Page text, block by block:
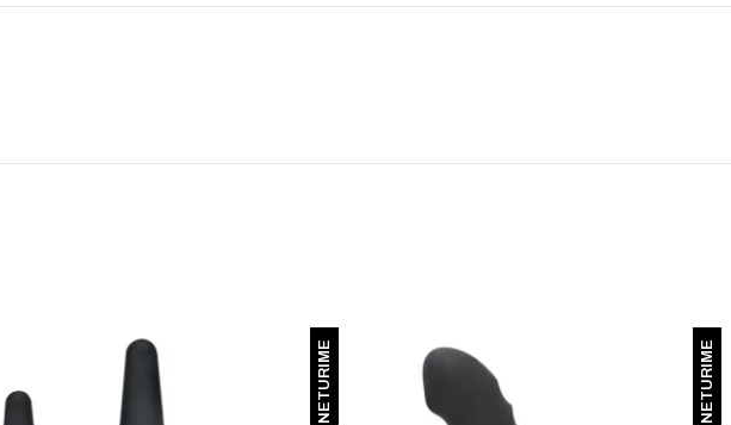
NETURIME NETURIME